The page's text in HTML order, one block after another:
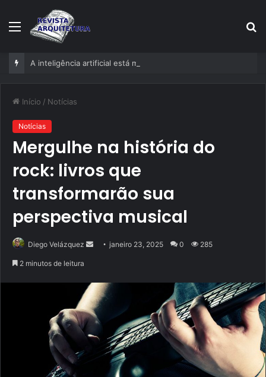
Menu
Início / Notícias
Notícias
Mergulhe na história do
rock: livros que
transformarão sua
perspectiva musical
Diego Velázquez
Mande
mail
janeiro 23, 2025 0 285
2 minutos de leitura